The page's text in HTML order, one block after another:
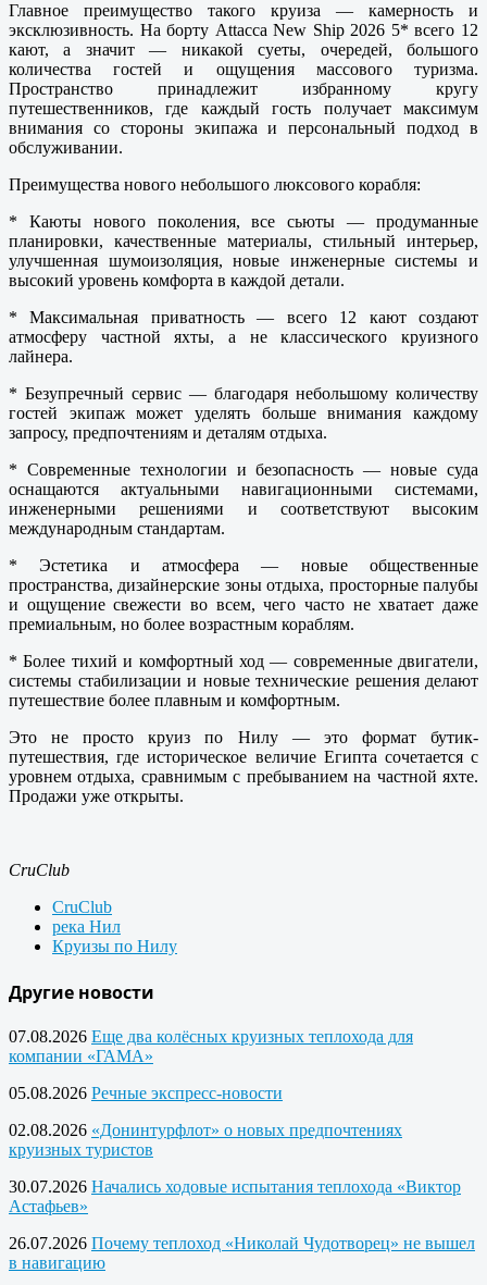
Главное преимущество такого круиза — камерность и
эксклюзивность. На борту Attacca New Ship 2026 5* всего 12
кают, а значит — никакой суеты, очередей, большого
количества гостей и ощущения массового туризма.
Пространство принадлежит избранному кругу
путешественников, где каждый гость получает максимум
внимания со стороны экипажа и персональный подход в
обслуживании.
Преимущества нового небольшого люксового корабля:
* Каюты нового поколения, все сьюты — продуманные
планировки, качественные материалы, стильный интерьер,
улучшенная шумоизоляция, новые инженерные системы и
высокий уровень комфорта в каждой детали.
* Максимальная приватность — всего 12 кают создают
атмосферу частной яхты, а не классического круизного
лайнера.
* Безупречный сервис — благодаря небольшому количеству
гостей экипаж может уделять больше внимания каждому
запросу, предпочтениям и деталям отдыха.
* Современные технологии и безопасность — новые суда
оснащаются актуальными навигационными системами,
инженерными решениями и соответствуют высоким
международным стандартам.
* Эстетика и атмосфера — новые общественные
пространства, дизайнерские зоны отдыха, просторные палубы
и ощущение свежести во всем, чего часто не хватает даже
премиальным, но более возрастным кораблям.
* Более тихий и комфортный ход — современные двигатели,
системы стабилизации и новые технические решения делают
путешествие более плавным и комфортным.
Это не просто круиз по Нилу — это формат бутик-
путешествия, где историческое величие Египта сочетается с
уровнем отдыха, сравнимым с пребыванием на частной яхте.
Продажи уже открыты.
CruClub
CruClub
река Нил
Круизы по Нилу
Другие новости
07.08.2026 Еще два колёсных круизных теплохода для
компании «ГАМА»
05.08.2026 Речные экспресс-новости
02.08.2026 «Донинтурфлот» о новых предпочтениях
круизных туристов
30.07.2026 Начались ходовые испытания теплохода «Виктор
Астафьев»
26.07.2026 Почему теплоход «Николай Чудотворец» не вышел
в навигацию